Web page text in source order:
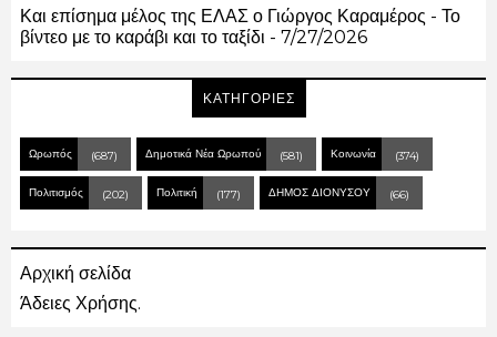
Και επίσημα μέλος της ΕΛΑΣ ο Γιώργος Καραμέρος - Το
βίντεο με το καράβι και το ταξίδι - 7/27/2026
ΚΑΤΗΓΟΡΙΕΣ
Ωρωπός (687) Δημοτικά Νέα Ωρωπού (581) Κοινωνία (374)
Πολιτισμός (202) Πολιτική (177) ΔΗΜΟΣ ΔΙΟΝΥΣΟΥ (66)
Αρχική σελίδα
Άδειες Χρήσης.